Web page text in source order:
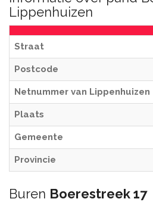
Lippenhuizen
Straat
Postcode
Netnummer van Lippenhuizen
Plaats
Gemeente
Provincie
Buren Boerestreek 17